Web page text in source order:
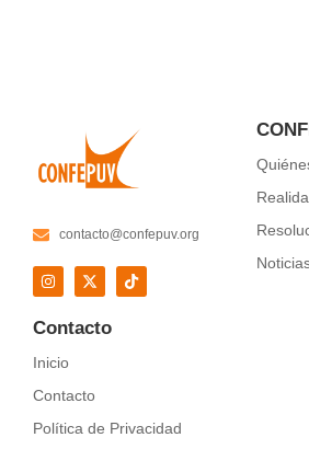
contacto@confepuv.org
Contacto
Inicio
Contacto
Política de Privacidad